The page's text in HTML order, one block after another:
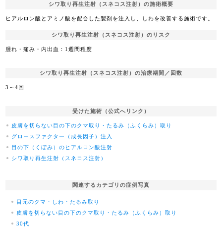
シワ取り再生注射（スネコス注射）の施術概要
ヒアルロン酸とアミノ酸を配合した製剤を注入し、しわを改善する施術です。
シワ取り再生注射（スネコス注射）のリスク
腫れ・痛み・内出血：1週間程度
シワ取り再生注射（スネコス注射）の治療期間／回数
3～4回
受けた施術（公式へリンク）
皮膚を切らない目の下のクマ取り・たるみ（ふくらみ）取り
グロースファクター（成長因子）注入
目の下（くぼみ）のヒアルロン酸注射
シワ取り再生注射（スネコス注射）
関連するカテゴリの症例写真
目元のクマ・しわ・たるみ取り
皮膚を切らない目の下のクマ取り・たるみ（ふくらみ）取り
30代